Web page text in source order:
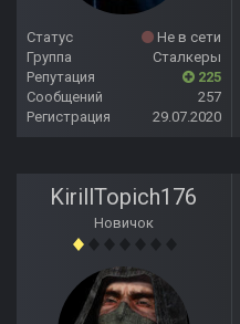
Статус
Не в сети
Группа
Сталкеры
Репутация
225
Сообщений
257
Регистрация
29.07.2020
KirillTopich176
Новичок